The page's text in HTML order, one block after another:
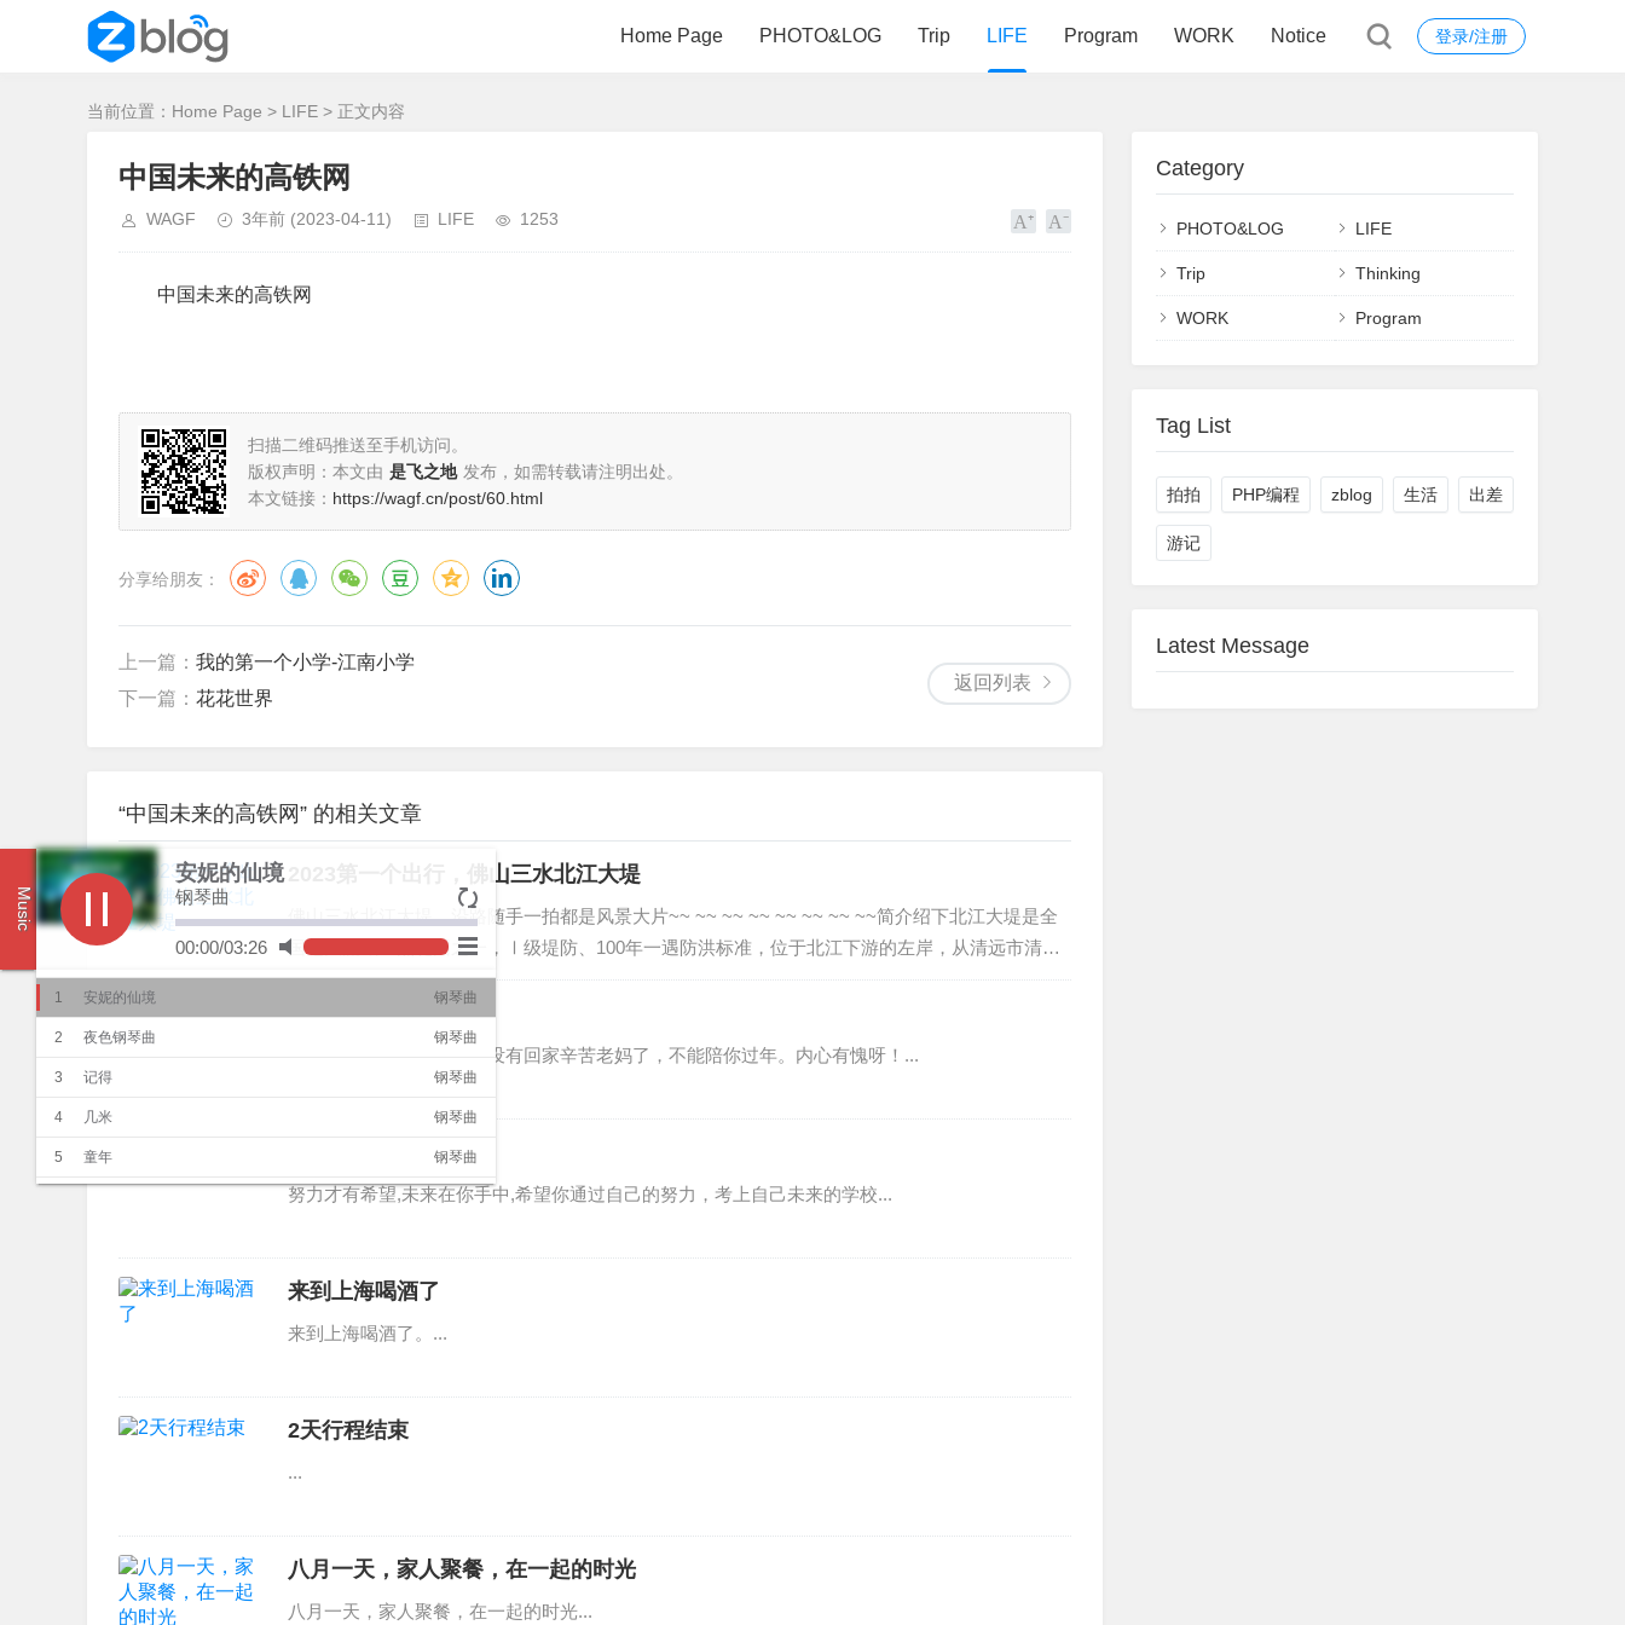
登录/注册
Home Page PHOTO&LOG Trip LIFE Program WORK Notice
当前位置： Home Page > LIFE > 正文内容
中国未来的高铁网
WAGF 3年前 (2023-04-11) LIFE 1253
中国未来的高铁网
扫描二维码推送至手机访问。
版权声明：本文由 是飞之地 发布，如需转载请注明出处。
本文链接： https://wagf.cn/post/60.html
分享给朋友：
返回列表
上一篇： 我的第一个小学-江南小学
下一篇： 花花世界
“中国未来的高铁网” 的相关文章
2023第一个出行，佛山三水北江大堤
佛山三水北江大堤，沿路随手一拍都是风景大片~~ ~~ ~~ ~~ ~~ ~~ ~~ ~~简介绍下北江大堤是全
国七大流域重点堤围之一，Ⅰ级堤防、100年一遇防洪标准，位于北江下游的左岸，从清远市清城
区石角镇骑背岭起，经佛山市三水区的大塘、芦苞、黄塘、河口、西南至南海区狮山止，全长64.3
今年过年留守加班。
今年过年要在电厂留守，没有回家辛苦老妈了，不能陪你过年。内心有愧呀！...
努力才有希望,未来在你手中,希望你通过自己的努力，考上自己未来的学校...
来到上海喝酒了
来到上海喝酒了。...
2天行程结束
...
八月一天，家人聚餐，在一起的时光
八月一天，家人聚餐，在一起的时光...
Category
PHOTO&LOG LIFE
Trip Thinking
WORK Program
Tag List
拍拍 PHP编程 zblog 生活 出差
游记
Latest Message
Music
安妮的仙境
钢琴曲
00:00/03:26
1 安妮的仙境 钢琴曲
2 夜色钢琴曲 钢琴曲
3 记得 钢琴曲
4 几米 钢琴曲
5 童年 钢琴曲
钢琴曲
天空之城
日晷之梦
高山流水 民乐
渔舟唱晚
雨的印记 民乐
梦中的婚礼